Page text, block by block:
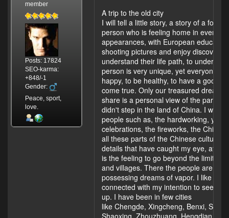
member
Posts: 17824
SEO-karma:
+848/-1
Gender:
Peace, sport,
love.
A trip to the old city
I will tell a little story, a story of a
person who is feeling home in every
appearances, with European
shooting pictures and enjoy
understand their life path, to
person is very unique, yet everyone
happy, to be healthy, to have a good
come true. Only our treasured
share is a personal view of the parts
didn't step in the land of China. I will
people such as, the hardworking,
celebrations, the fireworks, the
all these parts of the Chinese culture
details that have caught my eye, after
is the feeling to go beyond the limit of
and villages. There the people are
possessing dreams of vapor. I like the
connected with my intention to see
up. I have been in few cities
like Chengde, Xingcheng, Benxi,